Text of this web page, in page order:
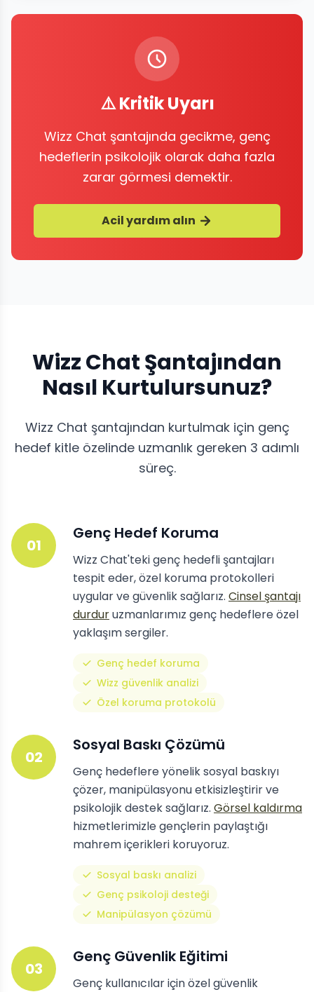
⚠️ Kritik Uyarı
Wizz Chat şantajında gecikme, genç
hedeflerin psikolojik olarak daha fazla
zarar görmesi demektir.
Acil yardım alın
Wizz Chat Şantajından
Nasıl Kurtulursunuz?
Wizz Chat şantajından kurtulmak için genç
hedef kitle özelinde uzmanlık gereken 3 adımlı
süreç.
01
Genç Hedef Koruma
Wizz Chat'teki genç hedefli şantajları
tespit eder, özel koruma protokolleri
uygular ve güvenlik sağlarız. Cinsel şantajı
durduruzmanlarımız genç hedeflere özel
yaklaşım sergiler.
Genç hedef koruma
Wizz güvenlik analizi
Özel koruma protokolü
02
Sosyal Baskı Çözümü
Genç hedeflere yönelik sosyal baskıyı
çözer, manipülasyonu etkisizleştirir ve
psikolojik destek sağlarız. Görsel kaldırma
hizmetlerimizle gençlerin paylaştığı
mahrem içerikleri koruyoruz.
Sosyal baskı analizi
Genç psikoloji desteği
Manipülasyon çözümü
03
Genç Güvenlik Eğitimi
Genç kullanıcılar için özel güvenlik